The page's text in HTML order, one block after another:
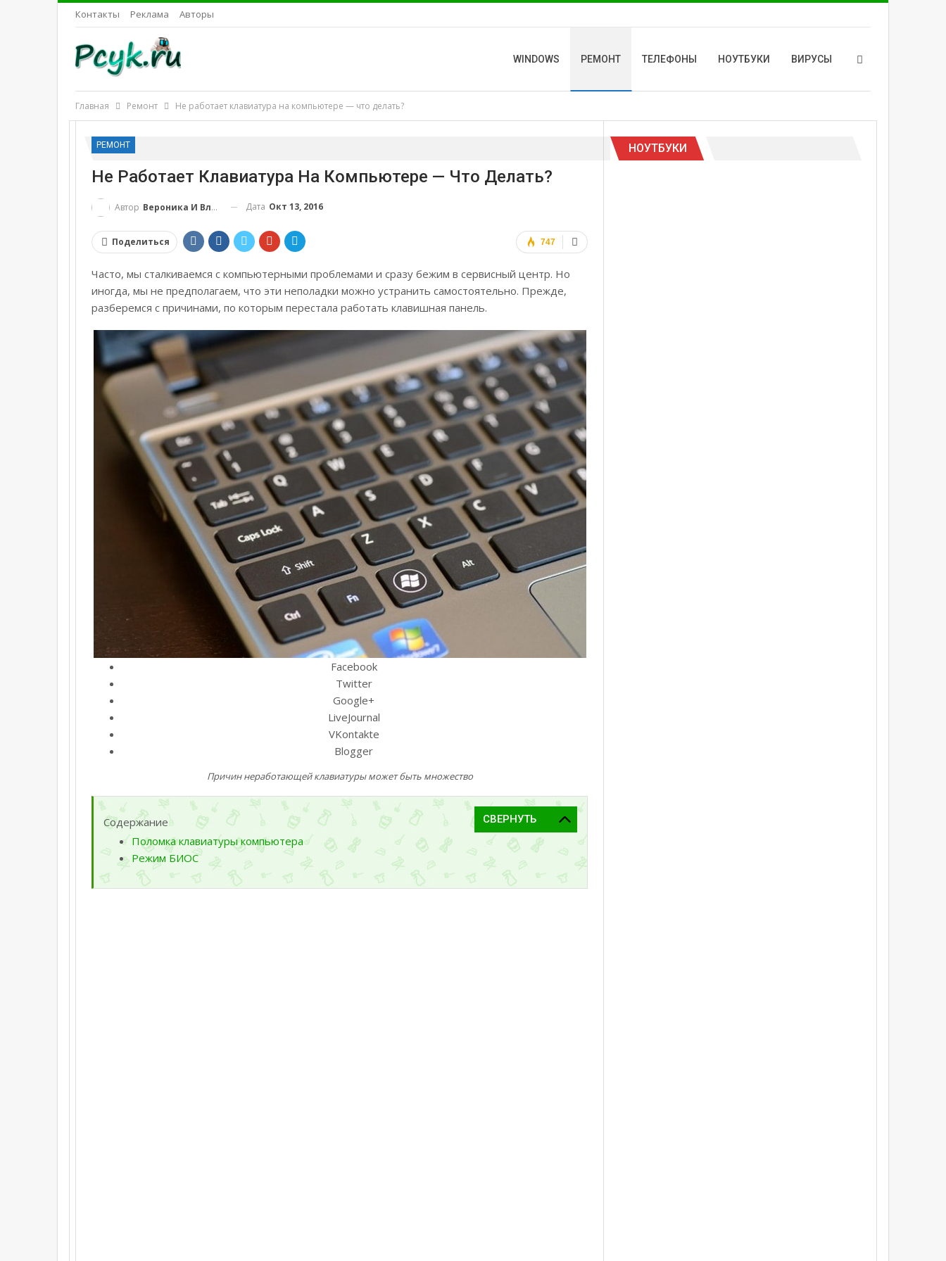
Контакты Реклама Авторы
WINDOWS РЕМОНТ ТЕЛЕФОНЫ НОУТБУКИ ВИРУСЫ
Главная Ремонт Не работает клавиатура на компьютере — что делать?
РЕМОНТ
Не Работает Клавиатура На Компьютере — Что Делать?
Автор Вероника И Влад Дата Окт 13, 2016
747
Поделиться
Часто, мы сталкиваемся с компьютерными проблемами и сразу бежим в сервисный центр. Но
иногда, мы не предполагаем, что эти неполадки можно устранить самостоятельно. Прежде,
разберемся с причинами, по которым перестала работать клавишная панель.
Facebook
Twitter
Google+
LiveJournal
VKontakte
Blogger
Причин неработающей клавиатуры может быть множество
Содержание
Поломка клавиатуры компьютера
Режим БИОС
НОУТБУКИ